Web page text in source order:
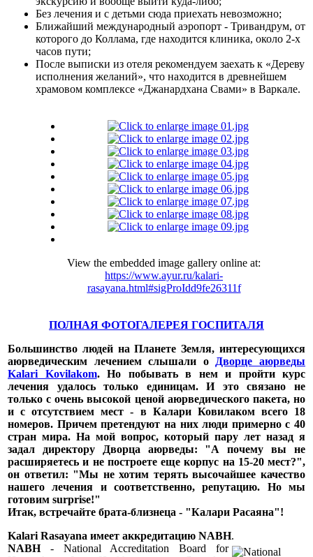
Без лечения и с детьми сюда приехать невозможно;
Ближайший международный аэропорт - Тривандрум, от
которого до Коллама, где находится клиника, около 2-х
часов пути;
После выписки из отеля рекомендуем заехать к «Дереву
исполнения желаний», что находится в древнейшем
храмовом комплексе «Джанардхана Свами» в Варкале.
View the embedded image gallery online at:
https://www.ayur.ru/kalari-
rasayana.html#sigProIdd9fe26311f
ПОЛНАЯ ФОТОГАЛЕРЕЯ ГОСПИТАЛЯ
Большинство людей на Планете Земля, интересующихся
аюрведическим лечением слышали о Дворце аюрведы
Kalari Kovilakom. Но побывать в нем и пройти курс
лечения удалось только единицам. И это связано не
только с очень высокой ценой аюрведического пакета, но
и с отсутствием мест - в Калари Ковилаком всего 18
номеров. Причем претендуют на них люди примерно с 40
стран мира. На мой вопрос, который пару лет назад я
задал директору Дворца аюрведы: "А почему вы не
расширяетесь и не построете еще корпус на 15-20 мест?",
он ответил: "Мы не хотим терять высочайшее качество
нашего лечения и соответственно, репутацию. Но мы
готовим surprise!"
Итак, встречайте брата-близнеца - "Калари Расаяна"!
Kalari Rasayana имеет аккредитацию NABH.
NABH- National Accreditation Board for